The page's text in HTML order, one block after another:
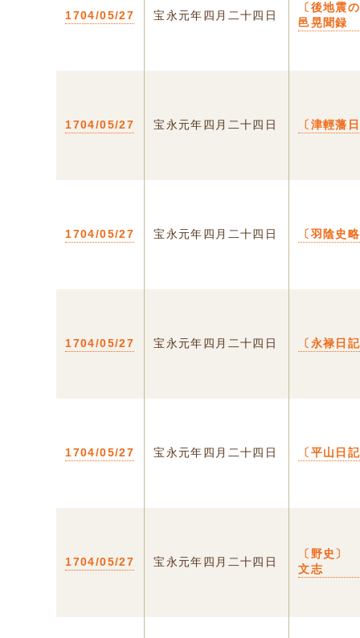
1704/05/27 宝永元年四月二十四日
〔後地震
邑晃聞録
1704/05/27 宝永元年四月二十四日 〔津輕藩
1704/05/27 宝永元年四月二十四日 〔羽陰史
1704/05/27 宝永元年四月二十四日 〔永禄日
1704/05/27 宝永元年四月二十四日 〔平山日
1704/05/27 宝永元年四月二十四日
〔野史〕
文志